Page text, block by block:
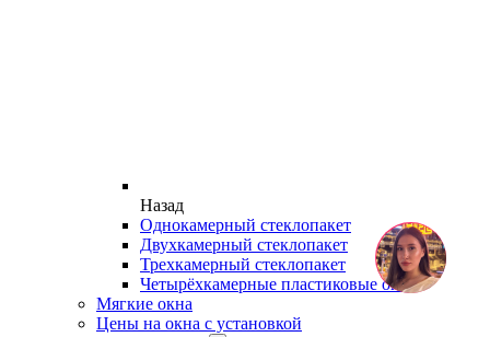
Назад
Однокамерный стеклопакет
Двухкамерный стеклопакет
Трехкамерный стеклопакет
Четырёхкамерные пластиковые окна
Мягкие окна
Цены на окна с установкой